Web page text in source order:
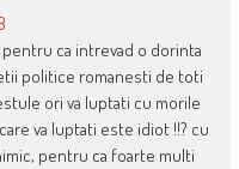
ca intrevad o dorinta
politice romanesti de toti
ori va luptati cu morile
va luptati este idiot !!? cu
pentru ca foarte multi